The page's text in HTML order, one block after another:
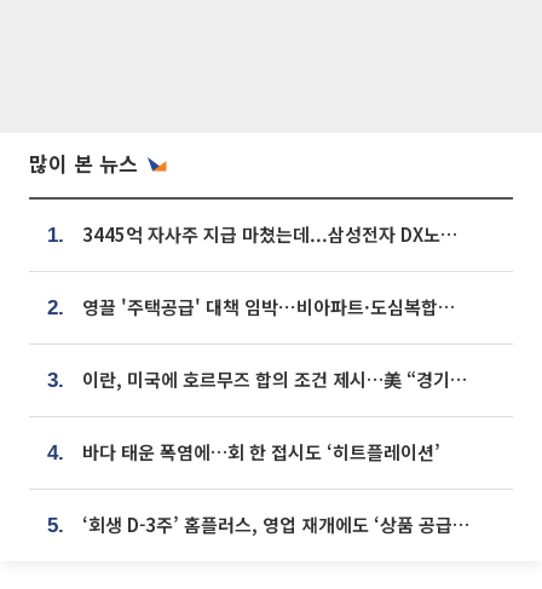
많이 본 뉴스
1. 3445억 자사주 지급 마쳤는데...삼성전자 DX노조, 뒤늦은 '떼쓰기 집회'
2. 영끌 '주택공급' 대책 임박⋯비아파트·도심복합까지 총동원
3. 이란, 미국에 호르무즈 합의 조건 제시…美 “경기 아직 안 끝나” [종합]
4. 바다 태운 폭염에…회 한 접시도 ‘히트플레이션’
5. ‘회생 D-3주’ 홈플러스, 영업 재개에도 ‘상품 공급망’ 복구가 생존 관건